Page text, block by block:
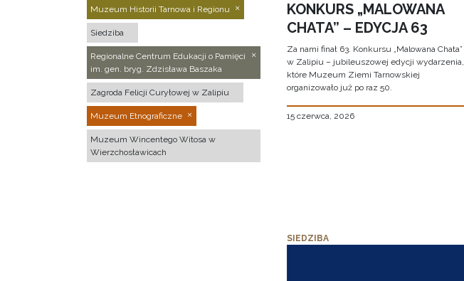
Muzeum Historii Tarnowa i Regionu
Siedziba
Regionalne Centrum Edukacji o Pamięci
im. gen. bryg. Zdzisława Baszaka
Zagroda Felicji Curyłowej w Zalipiu
Muzeum Etnograficzne
Muzeum Wincentego Witosa w
Wierzchosławicach
KONKURS „MALOWANA
CHATA” – EDYCJA 63
Za nami finał 63. Konkursu „Malowana Chata”
w Zalipiu – jubileuszowej edycji wydarzenia,
które Muzeum Ziemi Tarnowskiej
organizowało już po raz 50.
15 czerwca, 2026
SIEDZIBA